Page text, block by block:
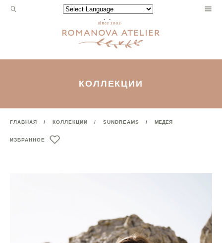
Запрос
Powered by
КОЛЛЕКЦИИ
ГЛАВНАЯ КОЛЛЕКЦИИ SUNDREAMS МЕДЕЯ
ИЗБРАННОЕ